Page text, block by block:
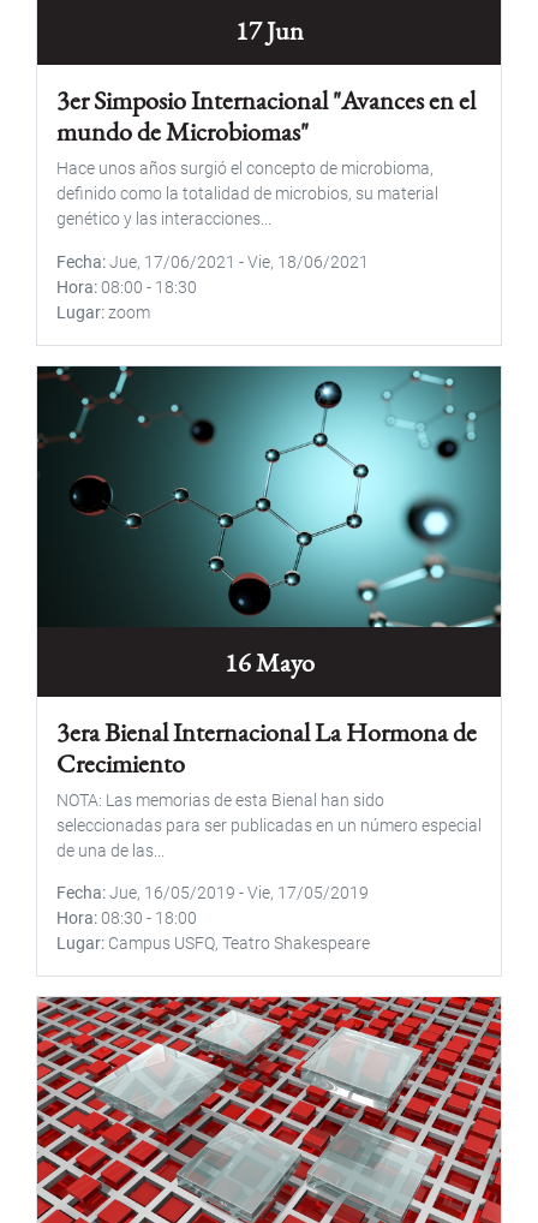
17 Jun
3er Simposio Internacional "Avances en el
mundo de Microbiomas"
Hace unos años surgió el concepto de microbioma,
definido como la totalidad de microbios, su material
genético y las interacciones...
Fecha Jue, 17/06/2021 -Vie, 18/06/2021
Hora 08:00 - 18:30
Lugar zoom
16 Mayo
3era Bienal Internacional La Hormona de
Crecimiento
NOTA: Las memorias de esta Bienal han sido
seleccionadas para ser publicadas en un número especial
de una de las...
Fecha Jue, 16/05/2019 -Vie, 17/05/2019
Hora 08:30 - 18:00
Lugar Campus USFQ, Teatro Shakespeare